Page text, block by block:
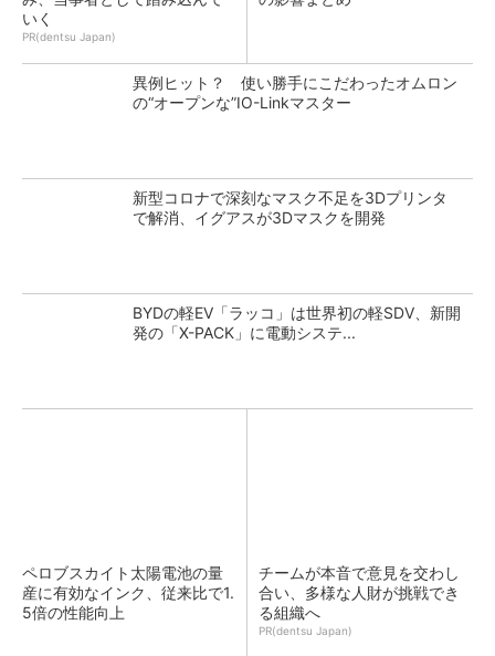
いく
PR(dentsu Japan)
異例ヒット？ 使い勝手にこだわったオムロン
の“オープンな”IO-Linkマスター
新型コロナで深刻なマスク不足を3Dプリンタ
で解消、イグアスが3Dマスクを開発
BYDの軽EV「ラッコ」は世界初の軽SDV、新開
発の「X-PACK」に電動システ...
ペロブスカイト太陽電池の量
産に有効なインク、従来比で1.
5倍の性能向上
チームが本音で意見を交わし
合い、多様な人財が挑戦でき
る組織へ
PR(dentsu Japan)